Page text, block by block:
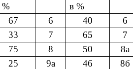
%
в %
67 6 40
6
33 7 65
7
75 8 50
8а
25 9а 46
8б